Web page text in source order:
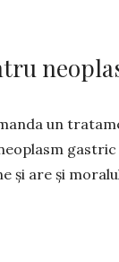
un
și are și